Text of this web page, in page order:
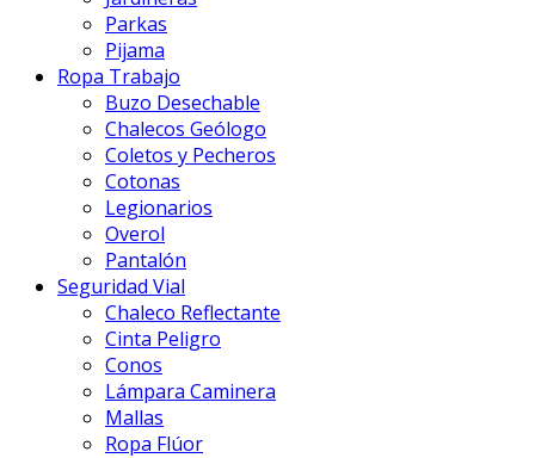
Parkas
Pijama
Ropa Trabajo
Buzo Desechable
Chalecos Geólogo
Coletos y Pecheros
Cotonas
Legionarios
Overol
Pantalón
Seguridad Vial
Chaleco Reflectante
Cinta Peligro
Conos
Lámpara Caminera
Mallas
Ropa Flúor